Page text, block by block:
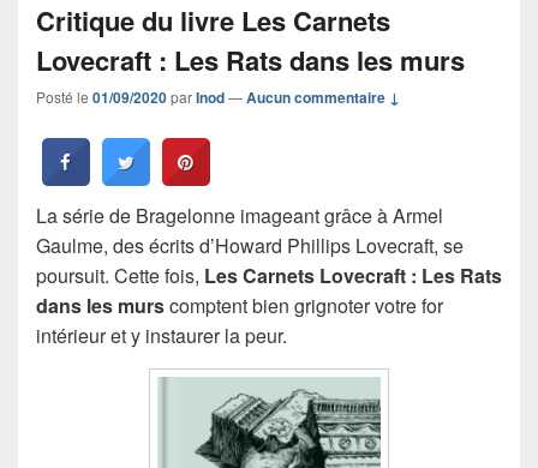
Critique du livre Les Carnets
Lovecraft : Les Rats dans les murs
Posté le 01/09/2020parInod—Aucun commentaire ↓
La série de Bragelonne imageant grâce à Armel
Gaulme, des écrits d’Howard Phillips Lovecraft, se
poursuit. Cette fois, Les Carnets Lovecraft : Les Rats
dans les murscomptent bien grignoter votre for
intérieur et y instaurer la peur.